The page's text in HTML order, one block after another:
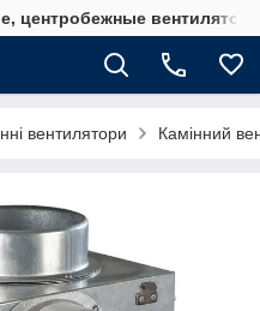
центробежные
вентилятори Камінний